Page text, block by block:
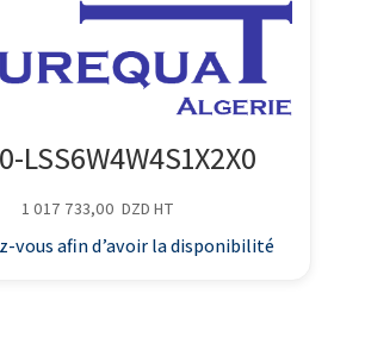
LSS6W4W4S1X2X0
1 017 733,00 DZD HT
vous afin d’avoir la disponibilité